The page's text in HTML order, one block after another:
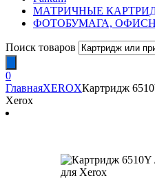
МАТРИЧНЫЕ
ФОТОБУМАГА,
Поиск товаров
0
ГлавнаяXEROXКартридж
Xerox